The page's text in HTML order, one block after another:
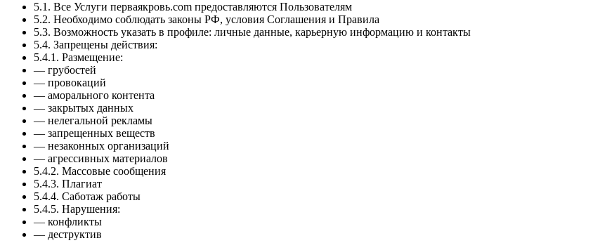
5.1. Все Услуги перваякровь.com предоставляются Пользователям
5.2. Необходимо соблюдать законы РФ, условия Соглашения и Правила
5.3. Возможность указать в профиле: личные данные, карьерную информацию и контакты
5.4. Запрещены действия:
5.4.1. Размещение:
— грубостей
— провокаций
— аморального контента
— закрытых данных
— нелегальной рекламы
— запрещенных веществ
— незаконных организаций
— агрессивных материалов
5.4.2. Массовые сообщения
5.4.3. Плагиат
5.4.4. Саботаж работы
5.4.5. Нарушения:
— конфликты
— деструктив